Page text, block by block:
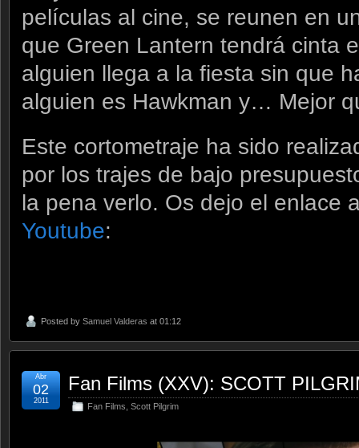
películas al cine, se reunen en
que Green Lantern tendrá cinta
alguien llega a la fiesta sin que
alguien es Hawkman y… Mejor
Este cortometraje ha sido
por los trajes de bajo
la pena verlo. Os dejo el enlace
Youtube:
Posted by Samuel Valderas at 01:12
Fan Films (XXV): SCOTT
Fan Films Scott Pilgrim
Abr
02
2011